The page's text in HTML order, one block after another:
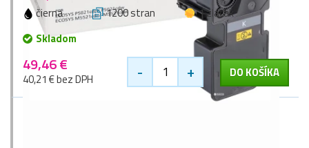
čierna 1200 stran
1 zlaťák
Skladom
49,46 €
40,21 € bez DPH - + DO KOŠÍKA